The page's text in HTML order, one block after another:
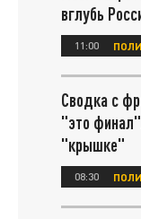
вглубь
11:00
Сводка с
"это
"крышке"
08:30